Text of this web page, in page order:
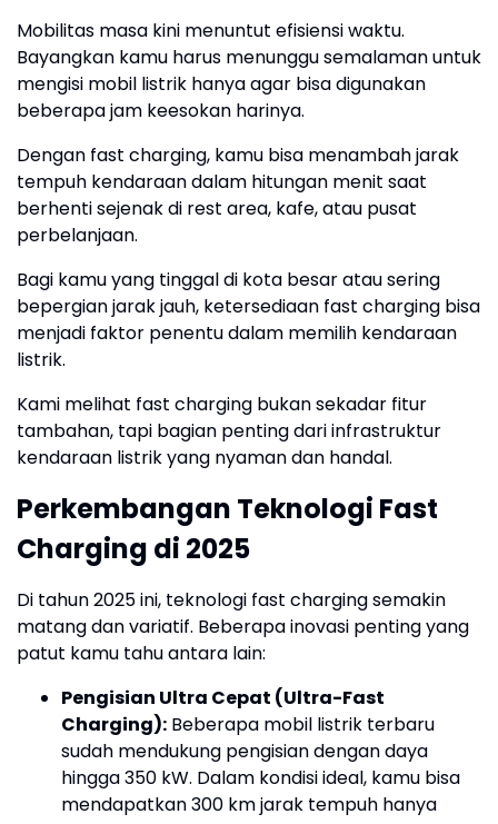
Mobilitas masa kini menuntut efisiensi waktu.
Bayangkan kamu harus menunggu semalaman untuk
mengisi mobil listrik hanya agar bisa digunakan
beberapa jam keesokan harinya.
Dengan fast charging, kamu bisa menambah jarak
tempuh kendaraan dalam hitungan menit saat
berhenti sejenak di rest area, kafe, atau pusat
perbelanjaan.
Bagi kamu yang tinggal di kota besar atau sering
bepergian jarak jauh, ketersediaan fast charging bisa
menjadi faktor penentu dalam memilih kendaraan
listrik.
Kami melihat fast charging bukan sekadar fitur
tambahan, tapi bagian penting dari infrastruktur
kendaraan listrik yang nyaman dan handal.
Perkembangan Teknologi Fast
Charging di 2025
Di tahun 2025 ini, teknologi fast charging semakin
matang dan variatif. Beberapa inovasi penting yang
patut kamu tahu antara lain:
Pengisian Ultra Cepat (Ultra-Fast
Charging): Beberapa mobil listrik terbaru
sudah mendukung pengisian dengan daya
hingga 350 kW. Dalam kondisi ideal, kamu bisa
mendapatkan 300 km jarak tempuh hanya